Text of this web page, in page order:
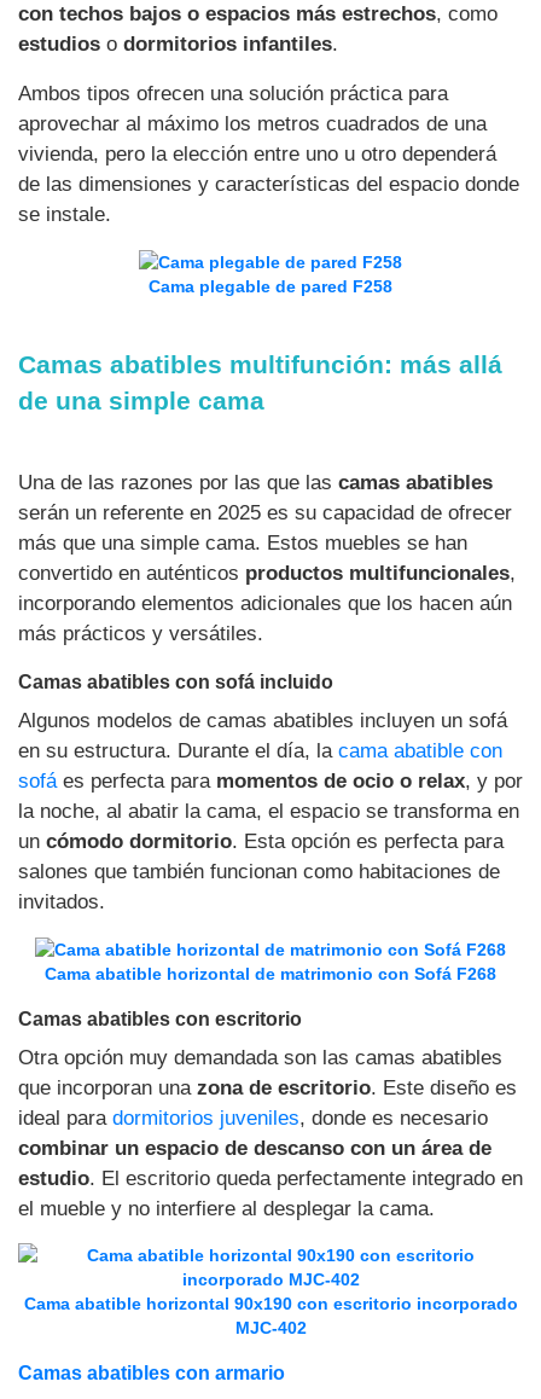
con techos bajos o espacios más estrechos, como
estudios o dormitorios infantiles.
Ambos tipos ofrecen una solución práctica para
aprovechar al máximo los metros cuadrados de una
vivienda, pero la elección entre uno u otro dependerá
de las dimensiones y características del espacio donde
se instale.
Cama plegable de pared F258
Camas abatibles multifunción: más allá
de una simple cama
Una de las razones por las que las camas abatibles
serán un referente en 2025 es su capacidad de ofrecer
más que una simple cama. Estos muebles se han
convertido en auténticos productos multifuncionales,
incorporando elementos adicionales que los hacen aún
más prácticos y versátiles.
Camas abatibles con sofá incluido
Algunos modelos de camas abatibles incluyen un sofá
en su estructura. Durante el día, la cama abatible con
sofáes perfecta para momentos de ocio o relax, y por
la noche, al abatir la cama, el espacio se transforma en
un cómodo dormitorio. Esta opción es perfecta para
salones que también funcionan como habitaciones de
invitados.
Cama abatible horizontal de matrimonio con Sofá F268
Camas abatibles con escritorio
Otra opción muy demandada son las camas abatibles
que incorporan una zona de escritorio. Este diseño es
ideal para dormitorios juveniles, donde es necesario
combinar un espacio de descanso con un área de
estudio. El escritorio queda perfectamente integrado en
el mueble y no interfiere al desplegar la cama.
Cama abatible horizontal 90x190 con escritorio incorporado
MJC-402
Camas abatibles con armario